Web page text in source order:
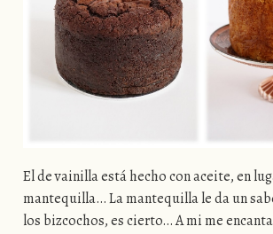
El de vainilla está hecho con aceite, en
mantequilla… La mantequilla le da un
los bizcochos, es cierto… A mi me